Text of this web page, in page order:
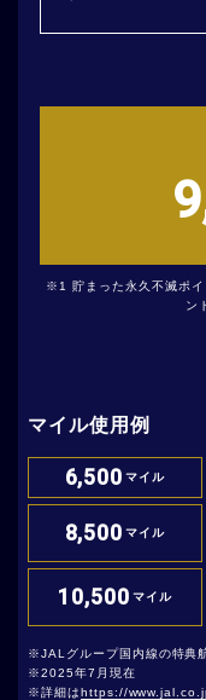
貯まった永久不滅ポ
ン
マイル使用例
6,500 マイル
8,500 マイル
10,500 マイル
JALグループ国内線の特典
2025年7月現在
詳細はhttps://